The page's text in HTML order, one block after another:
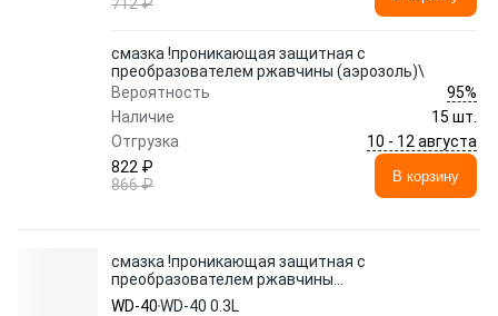
смазка !проникающая защитная с
преобразователем ржавчины (аэрозоль)\
Вероятность
95%
Наличие
15 шт.
Отгрузка
10 - 12 августа
822 ₽
866 ₽
В корзину
смазка !проникающая защитная с
преобразователем ржавчины
(аэрозоль)\
WD-40WD-40 0.3L